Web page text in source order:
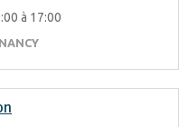
à 17:00